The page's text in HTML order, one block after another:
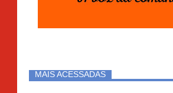
MAIS ACESSADAS